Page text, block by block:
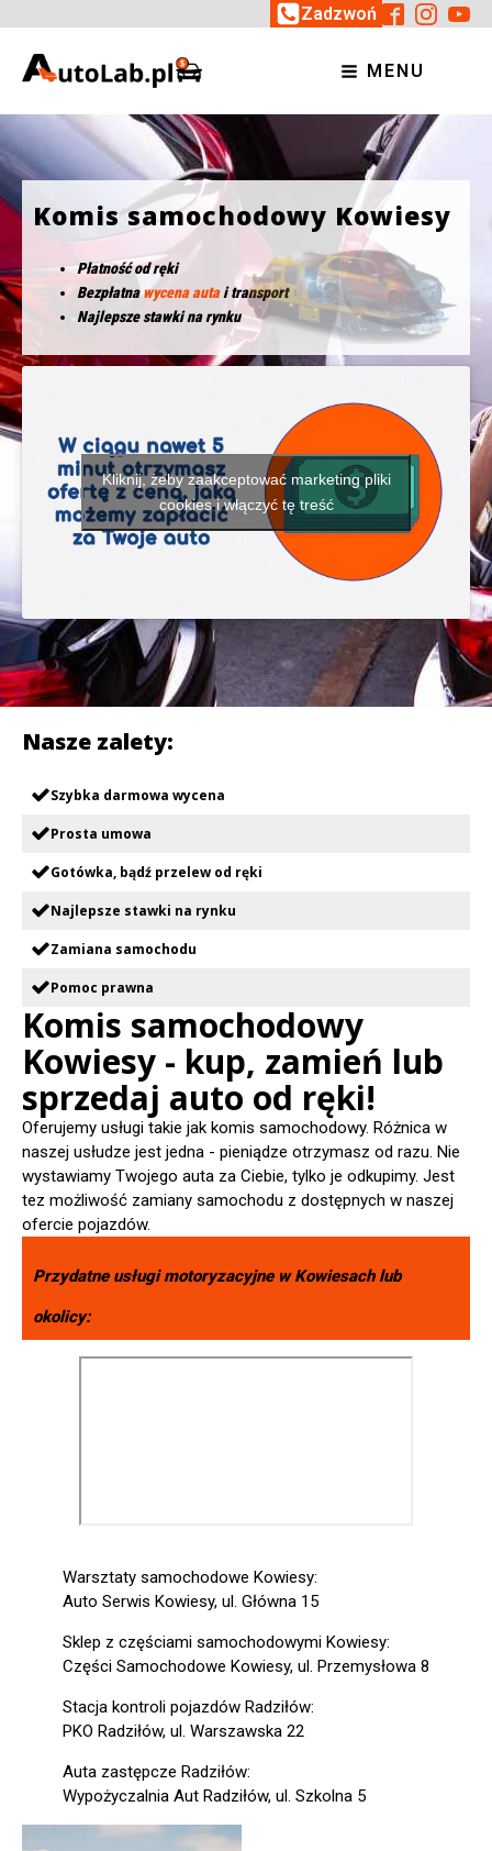
Zadzwoń
MENU
Komis samochodowy Kowiesy
Płatność od ręki
Bezpłatnawycena autai transport
Najlepsze stawki na rynku
Kliknij, żeby zaakceptować marketing pliki
cookies i włączyć tę treść
Nasze zalety:
Szybka darmowa wycena
Prosta umowa
Gotówka, bądź przelew od ręki
Najlepsze stawki na rynku
Zamiana samochodu
Pomoc prawna
Komis samochodowy
Kowiesy - kup, zamień lub
sprzedaj auto od ręki!
Oferujemy usługi takie jak komis samochodowy. Różnica w
naszej usłudze jest jedna - pieniądze otrzymasz od razu. Nie
wystawiamy Twojego auta za Ciebie, tylko je odkupimy. Jest
tez możliwość zamiany samochodu z dostępnych w naszej
ofercie pojazdów.
Przydatne usługi motoryzacyjne wKowiesachlub
okolicy:
Warsztaty samochodowe Kowiesy:
Auto Serwis Kowiesy, ul. Główna 15
Sklep z częściami samochodowymi Kowiesy:
Części Samochodowe Kowiesy, ul. Przemysłowa 8
Stacja kontroli pojazdów Radziłów:
PKO Radziłów, ul. Warszawska 22
Auta zastępcze Radziłów:
Wypożyczalnia Aut Radziłów, ul. Szkolna 5